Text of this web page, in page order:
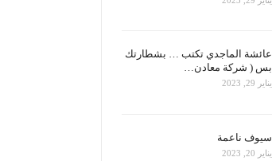
عائشة الماجدي تكتب … بشطارتك
بس ( شركة معادن…
يناير 29, 2023
سيوف ناعمة
يناير 20, 2023